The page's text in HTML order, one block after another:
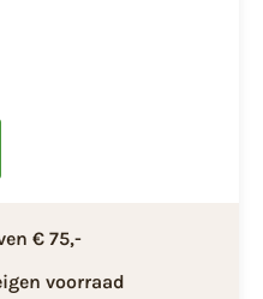
€ 75,-
voorraad